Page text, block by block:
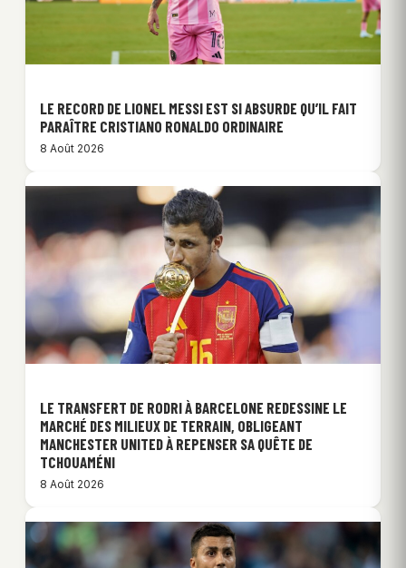
LE RECORD DE LIONEL MESSI EST SI ABSURDE QU’IL FAIT
PARAÎTRE CRISTIANO RONALDO ORDINAIRE
8 Août 2026
LE TRANSFERT DE RODRI À BARCELONE REDESSINE LE
MARCHÉ DES MILIEUX DE TERRAIN, OBLIGEANT
MANCHESTER UNITED À REPENSER SA QUÊTE DE
TCHOUAMÉNI
8 Août 2026